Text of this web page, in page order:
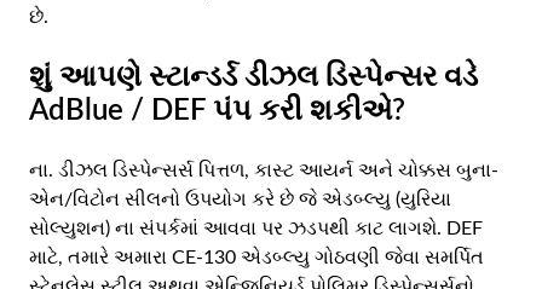
છે.
શું આપણે સ્ટાન્ડર્ડ ડીઝલ ડિસ્પેન્સર વડે
AdBlue / DEF પંપ કરી શકીએ?
ના. ડીઝલ ડિસ્પેન્સર્સ પિત્તળ, કાસ્ટ આયર્ન અને ચોક્કસ બુના-
એન/વિટોન સીલનો ઉપયોગ કરે છે જે એડબ્લ્યુ (યુરિયા
સોલ્યુશન) ના સંપર્કમાં આવવા પર ઝડપથી કાટ લાગશે. DEF
માટે, તમારે અમારા CE-130 એડબ્લ્યુ ગોઠવણી જેવા સમર્પિત